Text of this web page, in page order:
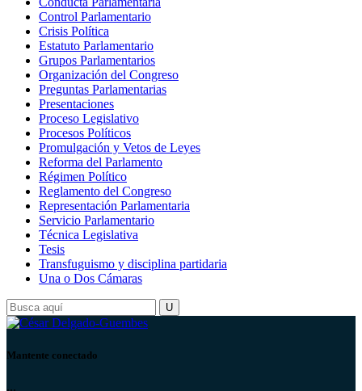
Control Parlamentario
Crisis Política
Estatuto Parlamentario
Grupos Parlamentarios
Organización del Congreso
Preguntas Parlamentarias
Presentaciones
Proceso Legislativo
Procesos Políticos
Promulgación y Vetos de Leyes
Reforma del Parlamento
Régimen Político
Reglamento del Congreso
Representación Parlamentaria
Servicio Parlamentario
Técnica Legislativa
Tesis
Transfuguismo y disciplina partidaria
Una o Dos Cámaras
Mantente conectado
...